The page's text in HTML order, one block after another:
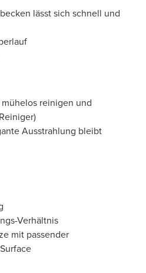
lässt sich schnell und
reinigen und
Ausstrahlung bleibt
Verhältnis
mit passender